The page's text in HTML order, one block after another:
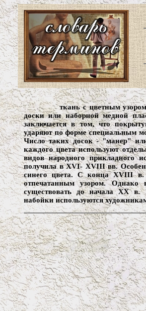
ткань с цветным
доски или наборной медной
заключается в том, что
ударяют по форме специальным
Число таких досок - "манер"
каждого цвета используют
видов народного прикладного
получила в XVI- XVIII вв.
синего цвета. С конца XVIII в.
отпечатанным узором. Однако
существовать до начала XX
набойки используются